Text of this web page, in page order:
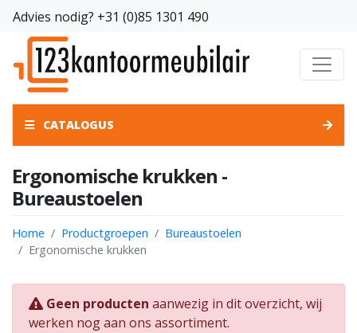
Advies nodig? +31 (0)85 1301 490
CATALOGUS
Ergonomische krukken -
Bureaustoelen
Home Productgroepen
Bureaustoelen
Ergonomische krukken
Geen producten aanwezig in dit overzicht, wij
werken nog aan ons assortiment.